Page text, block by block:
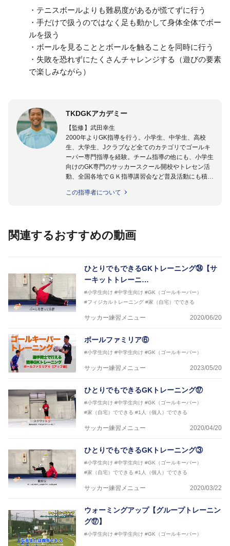
・テニスボールよりも難易度があるが慌てずに行う
・手だけで扱うのではなく足も動かして身体全体でボー
ルを扱う
・ボールを見ることとボールを触ることを同時に行う
・失敗を恐れずにたくさんチャレンジする（遊びの要素
で楽しみながら）
TKDGKアカデミー
【監修】武田幸生
2000年よりGK指導を行う。小学生、中学生、高校
生、大学生、Jクラブなど全てのカテゴリでゴールキ
ーパー専門指導を経験。チーム指導の他にも、小学生
向けのGK専門のサッカースクール開校やトレセン活
動、全国各地でＧＫ指導講習会など普及活動にも積極
り口」にいる選手から「プロ選手」まで指導する日本
【指導ライセンス】日本サッカー協会公認Ｂ級・日本
この指導者について
関連するおすすめの動画
ひとりでもできるGKトレーニング㉔【サ
ーキットトレーニ…
#小学生向け #中学生向け #GK（ゴールキーパー）
#フィジカルトレーニング #家（自宅）でできる
サッカー練習メニュー 2020/06/20
ボールファミリア⑥
#小学生向け #中学生向け #GK（ゴールキーパー）
サッカー練習メニュー 2023/05/20
ひとりでもできるGKトレーニング⑰
#小学生向け #中学生向け #GK（ゴールキーパー）
#家（自宅）でできる #1人（個人）でできる
サッカー練習メニュー 2020/04/20
ひとりでもできるGKトレーニング③
#小学生向け #中学生向け #GK（ゴールキーパー）
#家（自宅）でできる #1人（個人）でできる
サッカー練習メニュー 2020/03/22
ウォーミングアップ【グループトレーニン
グ⑰】
#小学生向け #中学生向け #GK（ゴールキーパー）